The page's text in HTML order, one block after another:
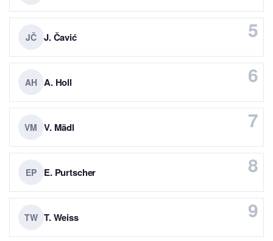
5
JČ J. Čavić
6
AH A. Holl
7
VM V. Mädl
8
EP E. Purtscher
9
TW T. Weiss